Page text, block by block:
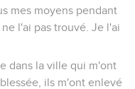
mes moyens pendant
l'ai pas trouvé. Je l'ai
dans la ville qui m'ont
ils m'ont enlevé